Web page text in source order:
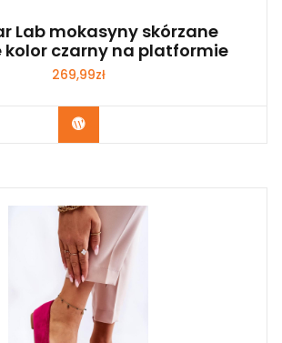
Lab mokasyny skórzane
kolor czarny na platformie
269,99zł
Kup Teraz